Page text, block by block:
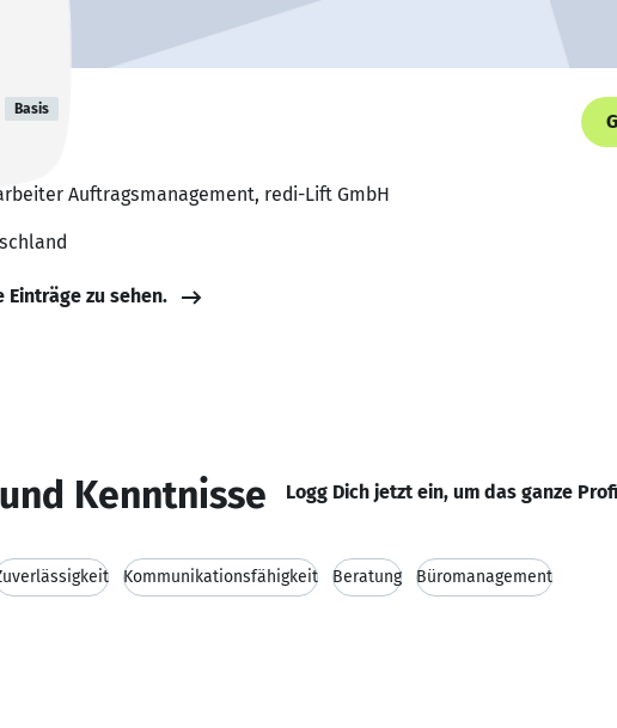
Basis
Auftragsmanagement, redi-Lift GmbH
Einträge zu sehen.
Kenntnisse Logg Dich jetzt ein, um das ganze
Kommunikationsfähigkeit Beratung Büromanagement